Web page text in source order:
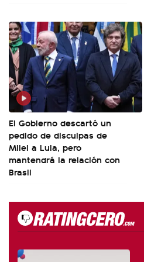
El Gobierno descartó un
pedido de disculpas de
Milei a Lula, pero
mantendrá la relación con
Brasil